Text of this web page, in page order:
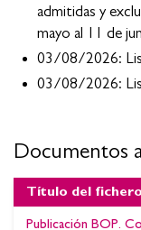
admitidas y
mayo al 11 de
03/08/2026:
03/08/2026:
Documentos
Documentos
Título del fichero
Publicación BOP.